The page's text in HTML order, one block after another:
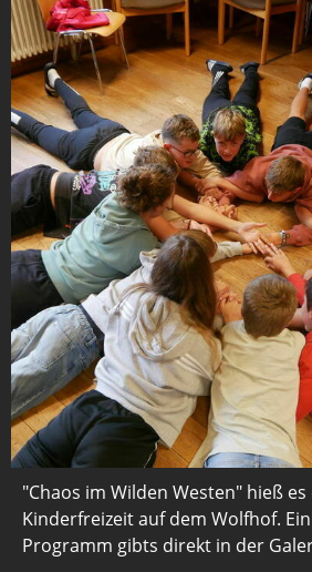
"Chaos im Wilden Westen" hieß
Kinderfreizeit auf dem Wolfhof.
Programm gibts direkt in der